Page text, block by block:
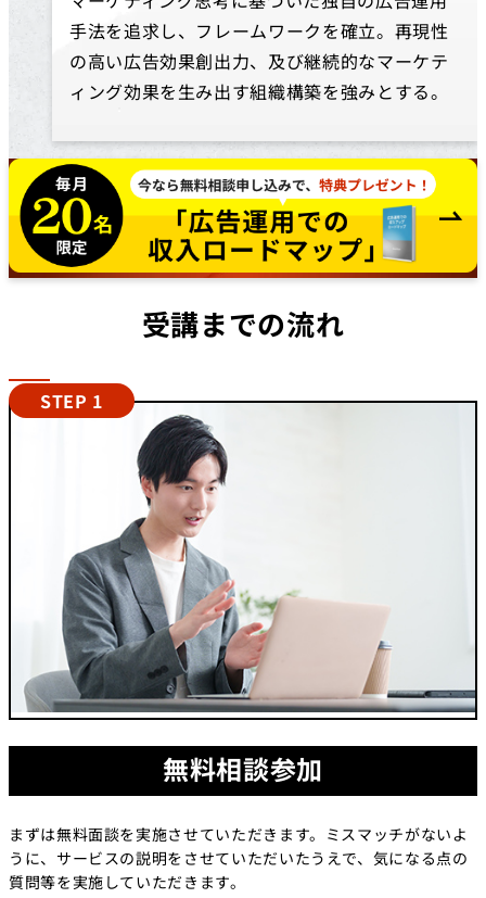
手法を追求し、フレームワークを確立。再現性
の高い広告効果創出力、及び継続的なマーケテ
ィング効果を生み出す組織構築を強みとする。
受講までの流れ
STEP 1
無料相談参加
まずは無料面談を実施させていただきます。ミスマッチがないよ
うに、サービスの説明をさせていただいたうえで、気になる点の
質問等を実施していただきます。